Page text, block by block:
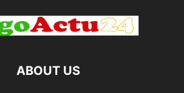
ABOUT US